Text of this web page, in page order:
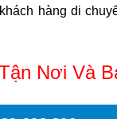
hàng di
Nơi Và